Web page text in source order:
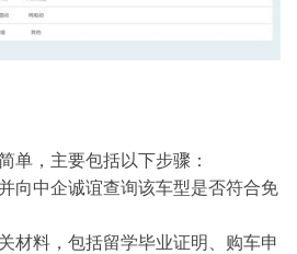
单，主要包括以下步骤：
向中企诚谊查询该车型是否符合免
材料，包括留学毕业证明、购车申